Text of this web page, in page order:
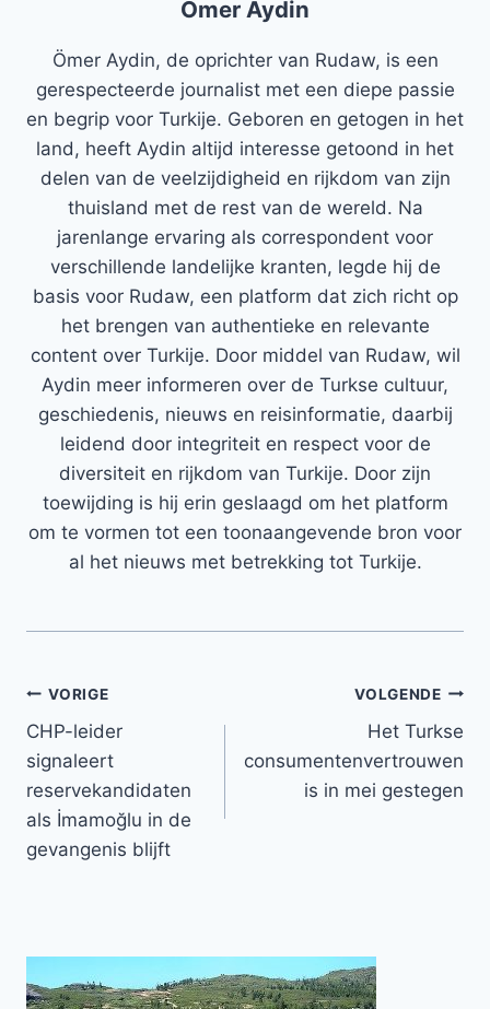
Ömer Aydin
Ömer Aydin, de oprichter van Rudaw, is een
gerespecteerde journalist met een diepe passie
en begrip voor Turkije. Geboren en getogen in het
land, heeft Aydin altijd interesse getoond in het
delen van de veelzijdigheid en rijkdom van zijn
thuisland met de rest van de wereld. Na
jarenlange ervaring als correspondent voor
verschillende landelijke kranten, legde hij de
basis voor Rudaw, een platform dat zich richt op
het brengen van authentieke en relevante
content over Turkije. Door middel van Rudaw, wil
Aydin meer informeren over de Turkse cultuur,
geschiedenis, nieuws en reisinformatie, daarbij
leidend door integriteit en respect voor de
diversiteit en rijkdom van Turkije. Door zijn
toewijding is hij erin geslaagd om het platform
om te vormen tot een toonaangevende bron voor
al het nieuws met betrekking tot Turkije.
Bericht
navigatie
VORIGE
CHP-leider
signaleert
reservekandidaten
als İmamoğlu in de
gevangenis blijft
VOLGENDE
Het Turkse
consumentenvertrouwen
is in mei gestegen